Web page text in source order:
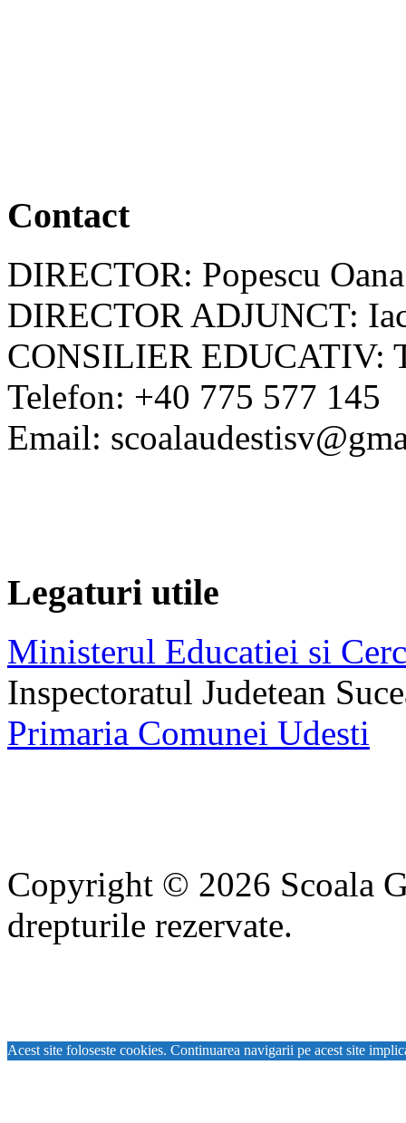
Contact
DIRECTOR: Popescu
DIRECTOR ADJUNCT:
CONSILIER EDUCATIV:
Telefon: +40 775 577 145
Email:
Legaturi utile
Ministerul Educatiei si
Inspectoratul Judetean
Primaria Comunei Udesti
Copyright © 2026 Scoala
drepturile rezervate.
Acest site foloseste cookies. Continuarea navigarii pe acest site